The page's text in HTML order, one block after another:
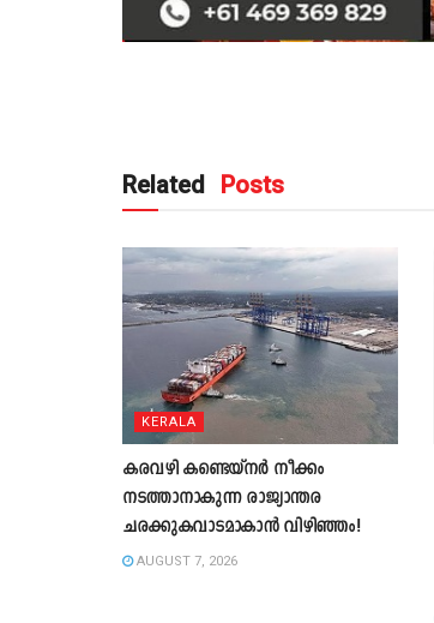
Related Posts
KERALA
കരവഴി കണ്ടെയ്നർ നീക്കം
നടത്താനാകുന്ന രാജ്യാന്തര
ചരക്കുകവാടമാകാൻ വിഴിഞ്ഞം!
AUGUST 7, 2026